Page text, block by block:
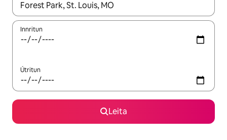
Þegar niðurstöður liggja fyrir skaltu nota upp og niður
Innritun
Útritun
Leita